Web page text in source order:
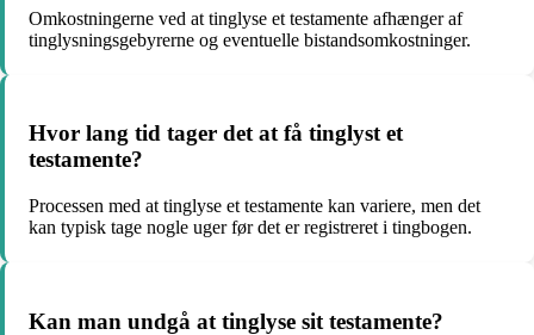
Omkostningerne ved at tinglyse et testamente afhænger af
tinglysningsgebyrerne og eventuelle bistandsomkostninger.
Hvor lang tid tager det at få tinglyst et
testamente?
Processen med at tinglyse et testamente kan variere, men det
kan typisk tage nogle uger før det er registreret i tingbogen.
Kan man undgå at tinglyse sit testamente?